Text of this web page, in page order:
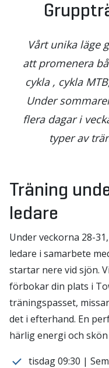
Vårt unika läge
att promenera
cykla , cykla
Under
flera dagar i
typer av
Träning
ledare
Under veckorna 28-
ledare i samarbete
startar nere vid sjön.
förbokar din plats i
träningspasset,
det i efterhand. En
härlig energi och
tisdag 09:30 |